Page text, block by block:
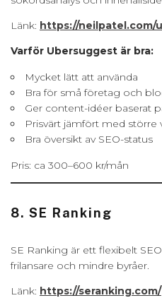
Länk: https://neilpatel.com/
Varför Ubersuggest är bra:
Mycket lätt att använda
Bra för små företag och
Ger content-idéer baserat
Prisvärt jämfört med större
Bra översikt av SEO-status
Pris: ca 300–600 kr/mån
8. SE Ranking
SE Ranking är ett flexibelt
frilansare och mindre byråer.
Länk: https://seranking.com/